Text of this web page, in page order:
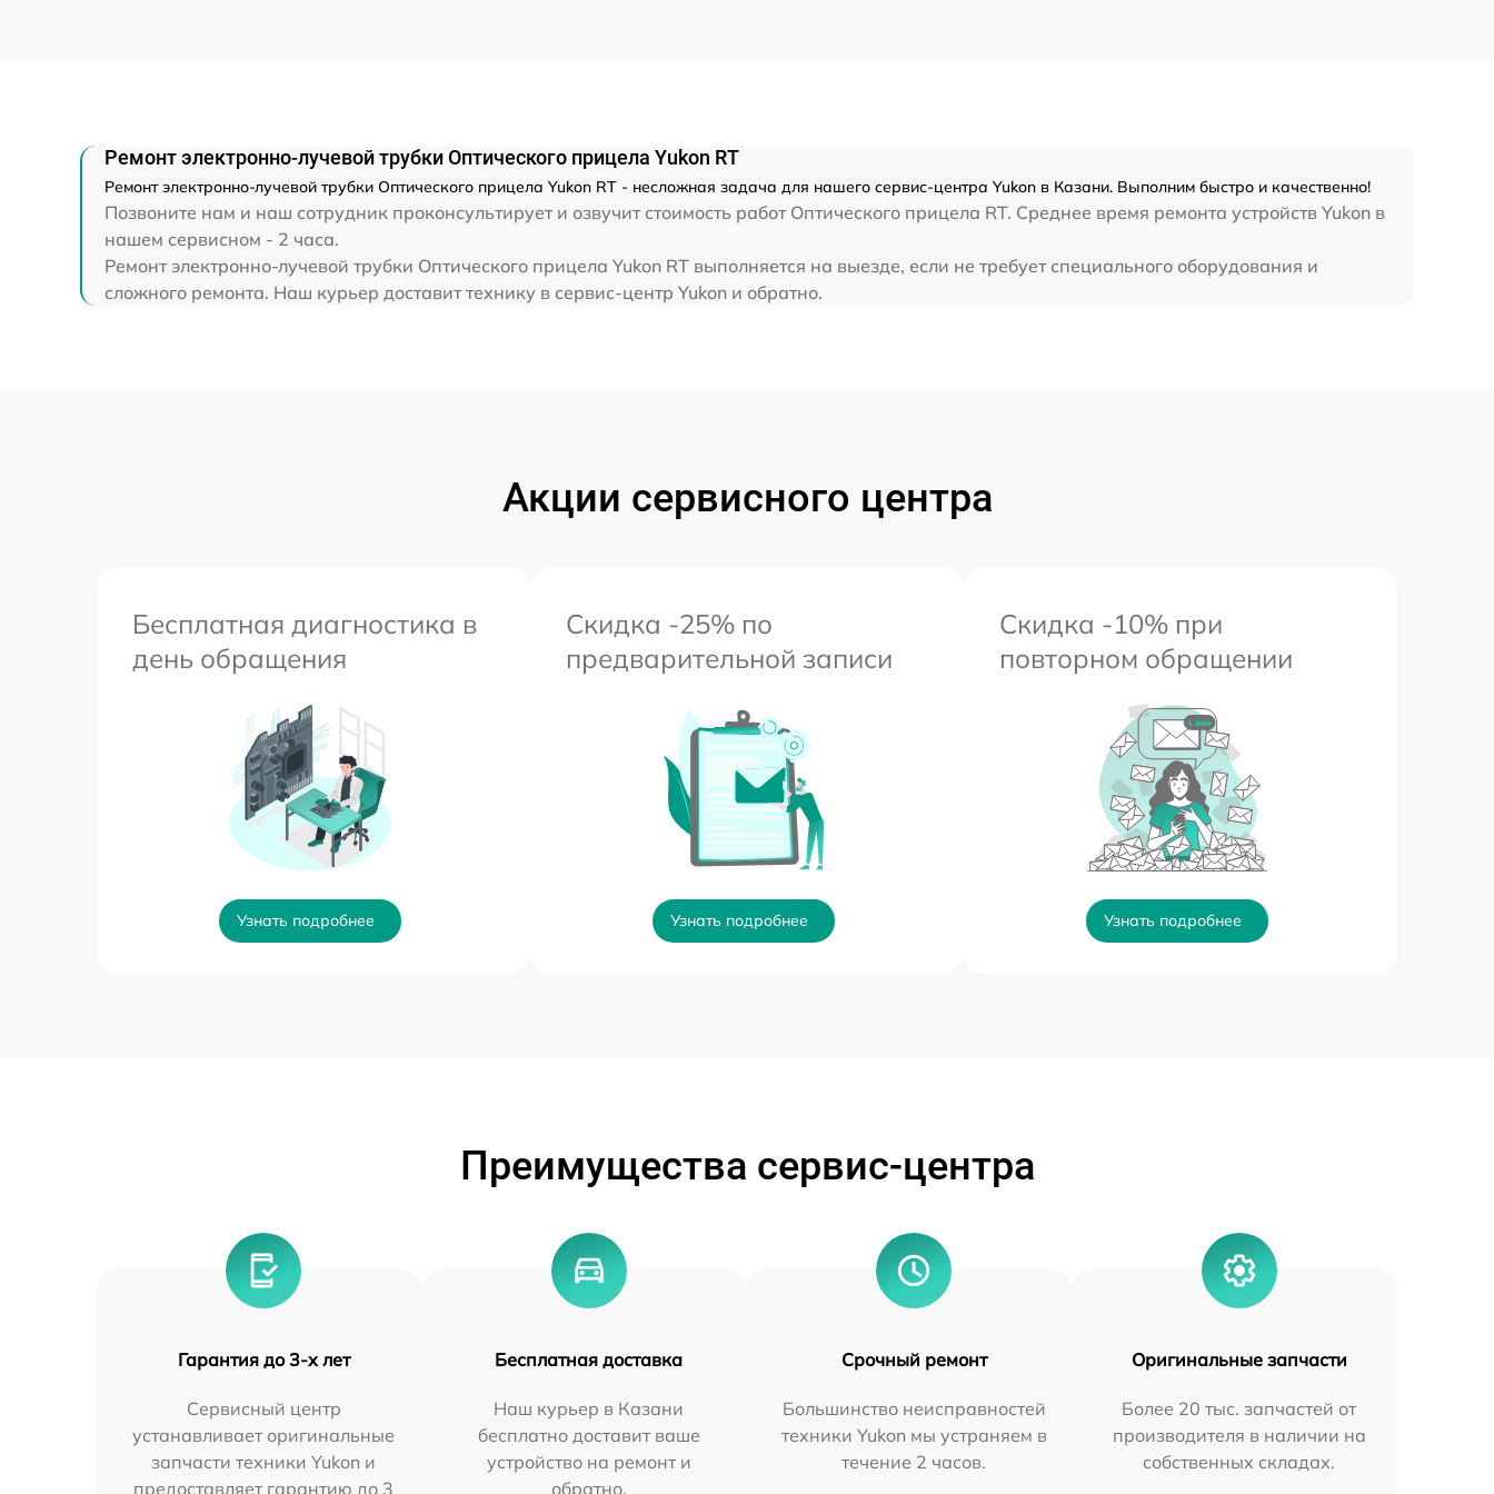
Ремонт электронно-лучевой трубки Оптического прицела Yukon RT
Ремонт электронно-лучевой трубки Оптического прицела Yukon RT - несложная задача для нашего сервис-центра Yukon в Казани. Выполним быстро и качественно!
Позвоните нам и наш сотрудник проконсультирует и озвучит стоимость работ Оптического прицела RT. Среднее время ремонта устройств Yukon в
нашем сервисном - 2 часа.
Ремонт электронно-лучевой трубки Оптического прицела Yukon RT выполняется на выезде, если не требует специального оборудования и
сложного ремонта. Наш курьер доставит технику в сервис-центр Yukon и обратно.
Акции сервисного центра
Бесплатная диагностика в
день обращения
Узнать подробнее
Скидка -25% по
предварительной записи
Узнать подробнее
Скидка -10% при
повторном обращении
Узнать подробнее
Преимущества сервис-центра
Гарантия до 3-х лет
Сервисный центр
устанавливает оригинальные
запчасти техники Yukon и
предоставляет гарантию до 3
Бесплатная доставка
Наш курьер в Казани
бесплатно доставит ваше
устройство на ремонт и
обратно.
Срочный ремонт
Большинство неисправностей
техники Yukon мы устраняем в
течение 2 часов.
Оригинальные запчасти
Более 20 тыс. запчастей от
производителя в наличии на
собственных складах.